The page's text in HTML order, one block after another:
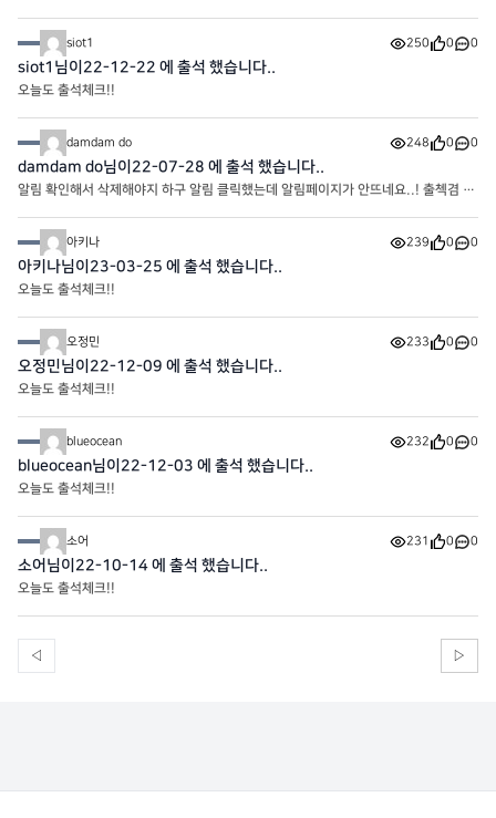
siot1 250 0 0
siot1님이22-12-22 에 출석 했습니다..
오늘도 출석체크!!
damdam do 248 0 0
damdam do님이22-07-28 에 출석 했습니다..
알림 확인해서 삭제해야지 하구 알림 클릭했는데 알림페이지가 안뜨네요..! 출첵겸 오
아키나 239 0 0
아키나님이23-03-25 에 출석 했습니다..
오늘도 출석체크!!
오정민 233 0 0
오정민님이22-12-09 에 출석 했습니다..
오늘도 출석체크!!
blueocean 232 0 0
blueocean님이22-12-03 에 출석 했습니다..
오늘도 출석체크!!
소어 231 0 0
소어님이22-10-14 에 출석 했습니다..
오늘도 출석체크!!
◁ ▷